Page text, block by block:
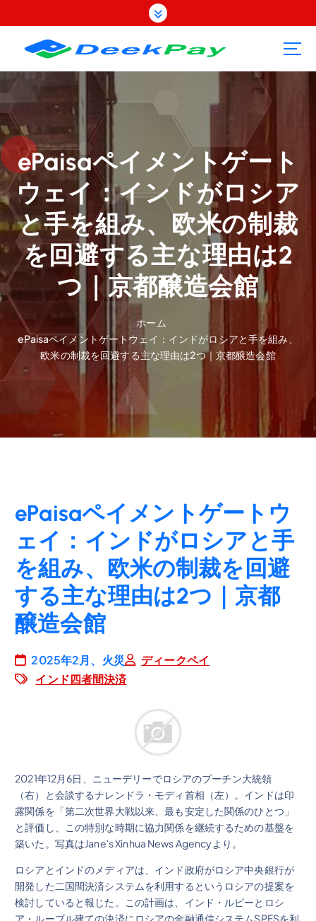
ン
ツ
ス
ッ
プ
ePaisaペイメントゲート
ウェイ：インドがロシア
と手を組み、欧米の制裁
を回避する主な理由は2
つ｜京都醸造会館
ホーム
ePaisaペイメントゲートウェイ：インドがロシアと手を組み、
欧米の制裁を回避する主な理由は2つ｜京都醸造会館
ePaisaペイメントゲートウ
ェイ：インドがロシアと手
を組み、欧米の制裁を回避
する主な理由は2つ｜京都
醸造会館
2025年2月、火災
ディークペイ
インド四者間決済
2021年12月6日、ニューデリーでロシアのプーチン大統領
（右）と会談するナレンドラ・モディ首相（左）。インドは印
露関係を「第二次世界大戦以来、最も安定した関係のひとつ」
と評価し、この特別な時期に協力関係を継続するための基盤を
築いた。写真はJane's Xinhua News Agencyより。
ロシアとインドのメディアは、インド政府がロシア中央銀行が
開発した二国間決済システムを利用するというロシアの提案を
検討していると報じた。この計画は、インド・ルピーとロシ
ア・ルーブル建ての決済にロシアの金融通信システムSPFSを利